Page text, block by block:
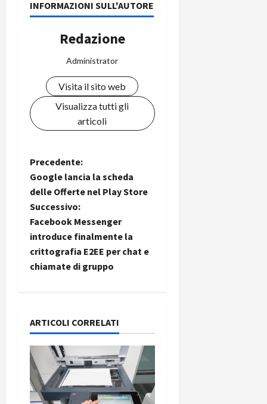
INFORMAZIONI SULL'AUTORE
Redazione
Administrator
Visita il sito web
Visualizza tutti gli
articoli
N
a
v
i
g
z
i
o
n
Precedente:
Google lancia la scheda
delle Offerte nel Play Store
Successivo:
Facebook Messenger
introduce finalmente la
crittografia E2EE per chat e
chiamate di gruppo
ARTICOLI CORRELATI